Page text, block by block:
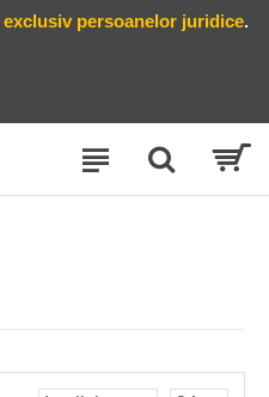
exclusiv persoanelor juridice.